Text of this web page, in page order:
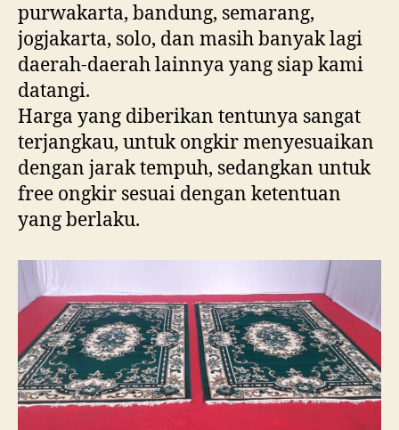
purwakarta, bandung, semarang,
jogjakarta, solo, dan masih banyak lagi
daerah-daerah lainnya yang siap kami
datangi.
Harga yang diberikan tentunya sangat
terjangkau, untuk ongkir menyesuaikan
dengan jarak tempuh, sedangkan untuk
free ongkir sesuai dengan ketentuan
yang berlaku.